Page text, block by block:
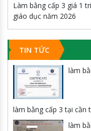
Làm bằng cấp 3 giá 1
giáo dục năm 2026
TIN TỨC
làm
làm bằng cấp 3 tại cần
làm